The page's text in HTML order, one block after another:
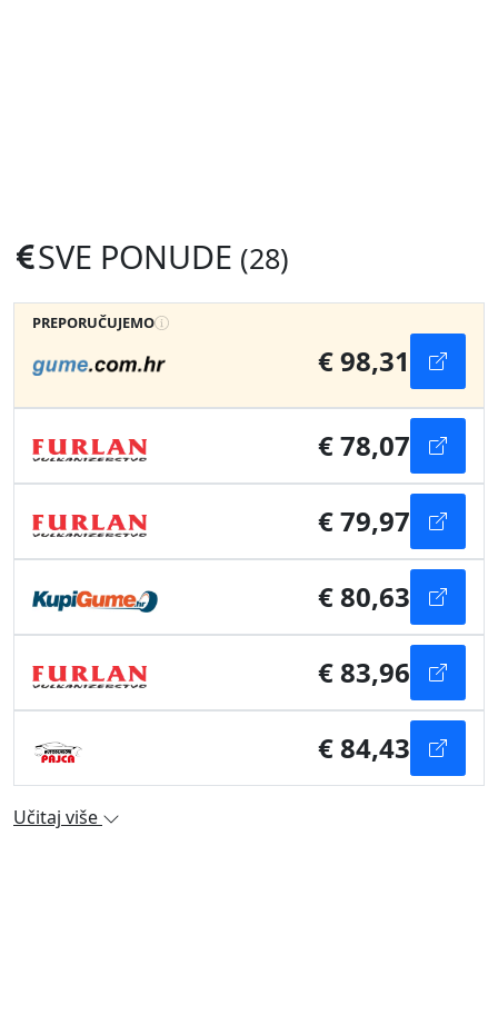
SVE PONUDE (28)
PREPORUČUJEMO
€ 98,31
€ 78,07
€ 79,97
€ 80,63
€ 83,96
€ 84,43
Učitaj više